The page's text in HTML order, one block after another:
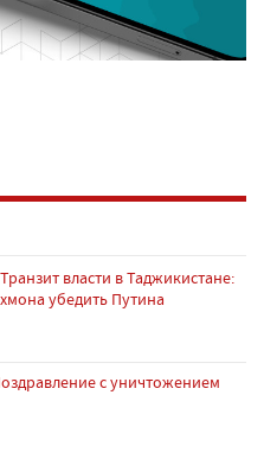
Транзит власти в Таджикистане:
убедить Путина
с уничтожением